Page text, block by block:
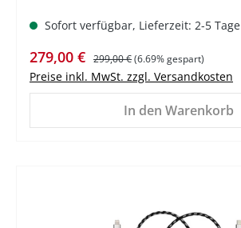
Sofort verfügbar, Lieferzeit: 2-5 Tage
Verkaufspreis:
279,00 € Regulärer Preis:
299,00 €(6.69% gespart)
Preise inkl. MwSt. zzgl. Versandkosten
In den Warenkorb